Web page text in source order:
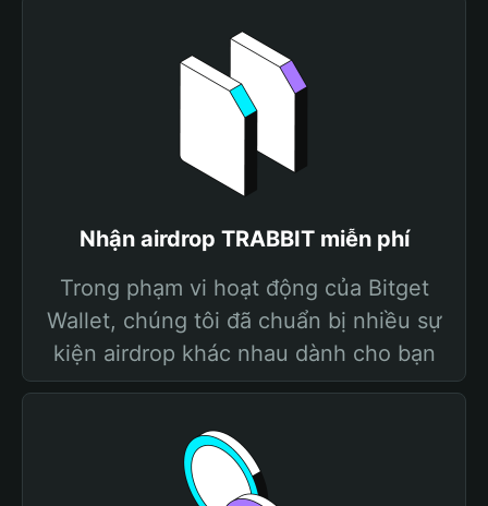
Nhận airdrop TRABBIT miễn phí
Trong phạm vi hoạt động của Bitget
Wallet, chúng tôi đã chuẩn bị nhiều sự
kiện airdrop khác nhau dành cho bạn